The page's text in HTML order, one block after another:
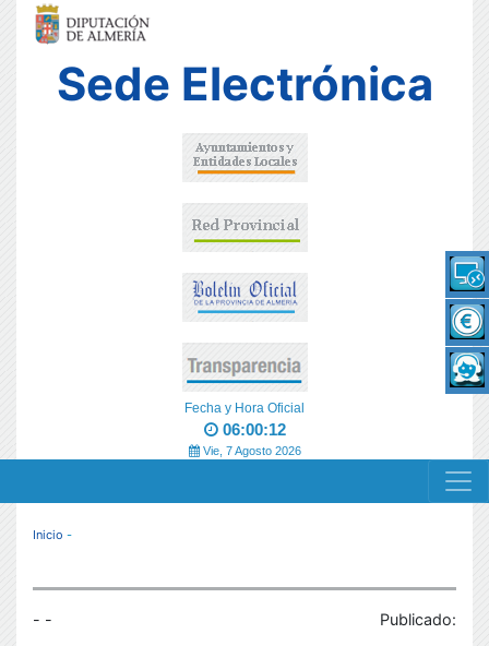
Sede Electrónica
Fecha y Hora Oficial
06:00:12
Vie, 7 Agosto 2026
MENÚ RESPONSIVE
Inicio -
- - Publicado: